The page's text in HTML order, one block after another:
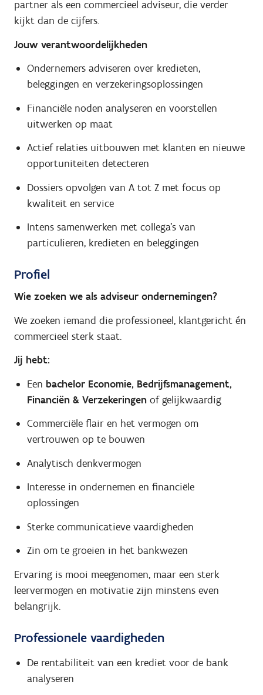
partner als een commercieel adviseur, die verder
kijkt dan de cijfers.
Jouw verantwoordelijkheden
Ondernemers adviseren over kredieten,
beleggingen en verzekeringsoplossingen
Financiële noden analyseren en voorstellen
uitwerken op maat
Actief relaties uitbouwen met klanten en nieuwe
opportuniteiten detecteren
Dossiers opvolgen van A tot Z met focus op
kwaliteit en service
Intens samenwerken met collega’s van
particulieren, kredieten en beleggingen
Profiel
Wie zoeken we als adviseur ondernemingen?
We zoeken iemand die professioneel, klantgericht én
commercieel sterk staat.
Jij hebt:
Een bachelor Economie, Bedrijfsmanagement,
Financiën & Verzekeringenof gelijkwaardig
Commerciële flair en het vermogen om
vertrouwen op te bouwen
Analytisch denkvermogen
Interesse in ondernemen en financiële
oplossingen
Sterke communicatieve vaardigheden
Zin om te groeien in het bankwezen
Ervaring is mooi meegenomen, maar een sterk
leervermogen en motivatie zijn minstens even
belangrijk.
Professionele vaardigheden
De rentabiliteit van een krediet voor de bank
analyseren